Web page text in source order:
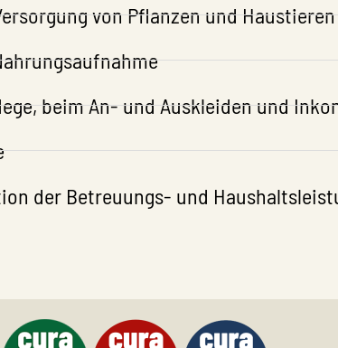
von Pflanzen und Haustieren
beim An- und Auskleiden und
der Betreuungs- und